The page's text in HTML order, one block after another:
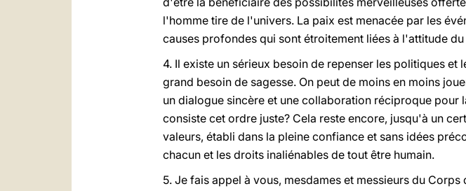
l'homme tire de l'univers. La paix est menacée par les
causes profondes qui sont étroitement liées à l'attitude
4. Il existe un sérieux besoin de repenser les politiques
grand besoin de sagesse. On peut de moins en moins
un dialogue sincère et une collaboration réciproque
consiste cet ordre juste? Cela reste encore, jusqu'à un
valeurs, établi dans la pleine confiance et sans idées
chacun et les droits inaliénables de tout être humain.
5. Je fais appel à vous, mesdames et messieurs du